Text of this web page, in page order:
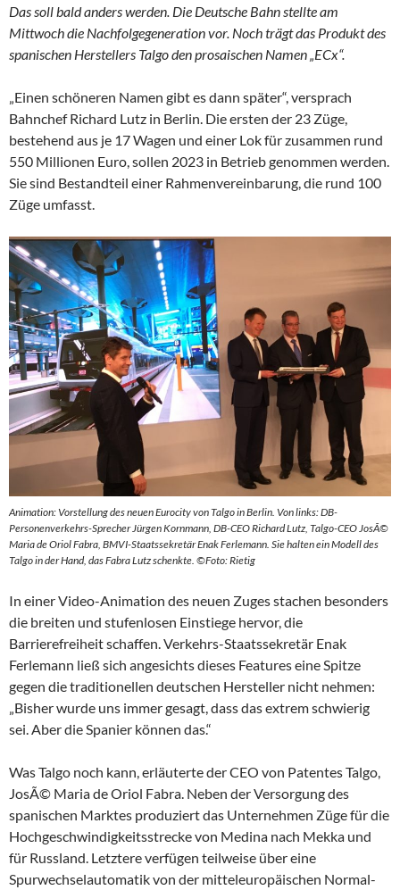
Das soll bald anders werden. Die Deutsche Bahn stellte am
Mittwoch die Nachfolgegeneration vor. Noch trägt das Produkt des
spanischen Herstellers Talgo den prosaischen Namen „ECx“.
„Einen schöneren Namen gibt es dann später“, versprach
Bahnchef Richard Lutz in Berlin. Die ersten der 23 Züge,
bestehend aus je 17 Wagen und einer Lok für zusammen rund
550 Millionen Euro, sollen 2023 in Betrieb genommen werden.
Sie sind Bestandteil einer Rahmenvereinbarung, die rund 100
Züge umfasst.
Animation: Vorstellung des neuen Eurocity von Talgo in Berlin. Von links: DB-
Personenverkehrs-Sprecher Jürgen Kornmann, DB-CEO Richard Lutz, Talgo-CEO JosÃ©
Maria de Oriol Fabra, BMVI-Staatssekretär Enak Ferlemann. Sie halten ein Modell des
Talgo in der Hand, das Fabra Lutz schenkte. ©Foto: Rietig
In einer Video-Animation des neuen Zuges stachen besonders
die breiten und stufenlosen Einstiege hervor, die
Barrierefreiheit schaffen. Verkehrs-Staatssekretär Enak
Ferlemann ließ sich angesichts dieses Features eine Spitze
gegen die traditionellen deutschen Hersteller nicht nehmen:
„Bisher wurde uns immer gesagt, dass das extrem schwierig
sei. Aber die Spanier können das.“
Was Talgo noch kann, erläuterte der CEO von Patentes Talgo,
JosÃ© Maria de Oriol Fabra. Neben der Versorgung des
spanischen Marktes produziert das Unternehmen Züge für die
Hochgeschwindigkeitsstrecke von Medina nach Mekka und
für Russland. Letztere verfügen teilweise über eine
Spurwechselautomatik von der mitteleuropäischen Normal-